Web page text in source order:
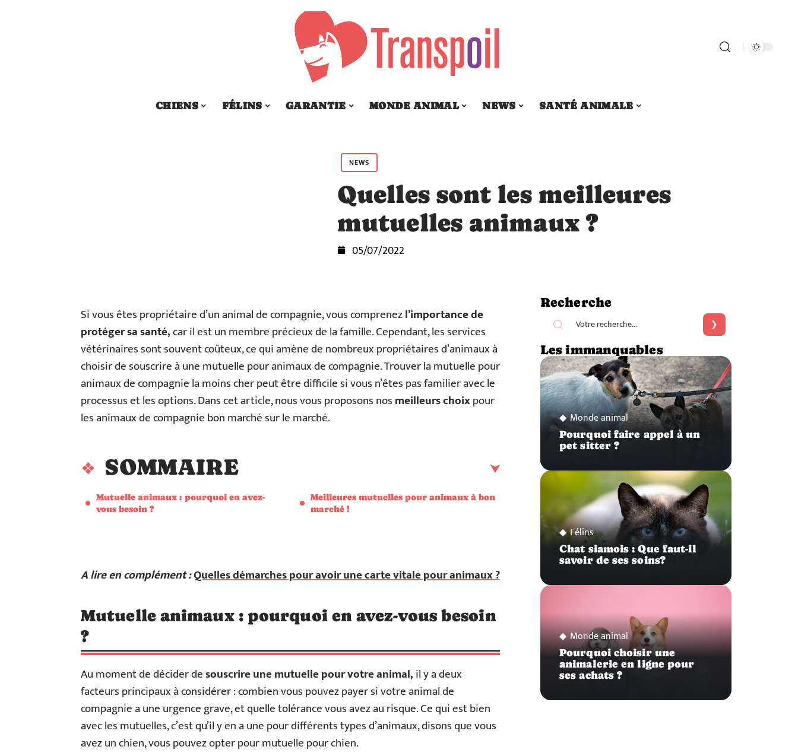
CHIENS FÉLINS GARANTIE MONDE ANIMAL NEWS SANTÉ ANIMALE
NEWS
Quelles sont les meilleures
mutuelles animaux ?
05/07/2022
Si vous êtes propriétaire d’un animal de compagnie, vous comprenezl’importance de
protéger sa santé,car il est un membre précieux de la famille. Cependant, les services
vétérinaires sont souvent coûteux, ce qui amène de nombreux propriétaires d’animaux à
choisir de souscrire à une mutuelle pour animaux de compagnie. Trouver la mutuelle pour
animaux de compagnie la moins cher peut être difficile si vous n’êtes pas familier avec le
processus et les options. Dans cet article, nous vous proposons nosmeilleurs choixpour
les animaux de compagnie bon marché sur le marché.
SOMMAIRE
Mutuelle animaux : pourquoi en avez-
vous besoin ?
Meilleures mutuelles pour animaux à bon
marché !
A lire en complément :Quelles démarches pour avoir une carte vitale pour animaux ?
Mutuelle animaux : pourquoi en avez-vous besoin
?
Au moment de décider desouscrire une mutuelle pour votre animal,il y a deux
facteurs principaux à considérer : combien vous pouvez payer si votre animal de
compagnie a une urgence grave, et quelle tolérance vous avez au risque. Ce qui est bien
avec les mutuelles, c’est qu’il y en a une pour différents types d’animaux, disons que vous
avez un chien, vous pouvez opter pour mutuelle pour chien.
Recherche
Les immanquables
Monde animal
Pourquoi faire appel à un
pet sitter ?
Félins
Chat siamois : Que faut-il
savoir de ses soins?
Monde animal
Pourquoi choisir une
animalerie en ligne pour
ses achats ?